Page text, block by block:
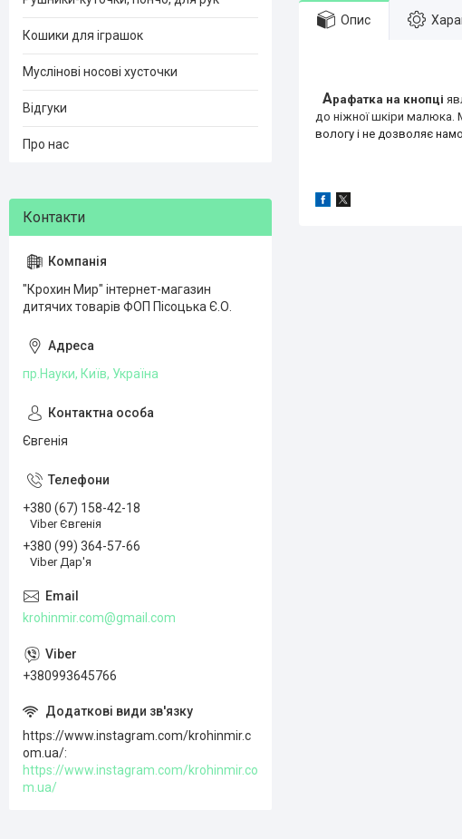
Опис
Арафатка на кнопці
до ніжної шкіри малюка.
вологу і не дозволяє
Кошики для іграшок
Муслінові носові хусточки
Відгуки
Про нас
"Крохин Мир" інтернет-магазин
дитячих товарів ФОП Пісоцька Є.О.
пр.Науки, Київ, Україна
Євгенія
+380 (67) 158-42-18
Viber Євгенія
+380 (99) 364-57-66
Viber Дар'я
krohinmir.com@gmail.com
+380993645766
https://www.instagram.com/krohinmir.c
om.ua/
https://www.instagram.com/krohinmir.co
m.ua/